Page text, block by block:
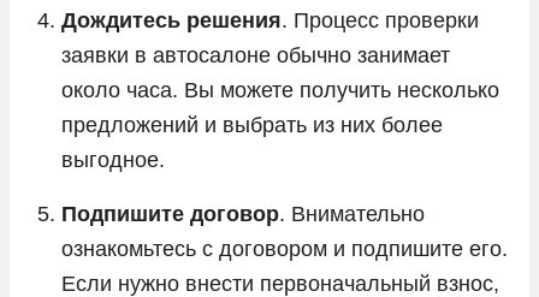
Дождитесь решения. Процесс проверки
заявки в автосалоне обычно занимает
около часа. Вы можете получить несколько
предложений и выбрать из них более
выгодное.
Подпишите договор. Внимательно
ознакомьтесь с договором и подпишите его.
Если нужно внести первоначальный взнос,